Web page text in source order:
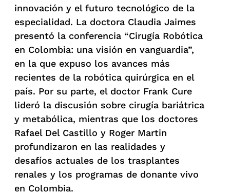
innovación y el futuro tecnológico de la
especialidad. La doctora Claudia Jaimes
presentó la conferencia “Cirugía Robótica
en Colombia: una visión en vanguardia”,
en la que expuso los avances más
recientes de la robótica quirúrgica en el
país. Por su parte, el doctor Frank Cure
lideró la discusión sobre cirugía bariátrica
y metabólica, mientras que los doctores
Rafael Del Castillo y Roger Martin
profundizaron en las realidades y
desafíos actuales de los trasplantes
renales y los programas de donante vivo
en Colombia.